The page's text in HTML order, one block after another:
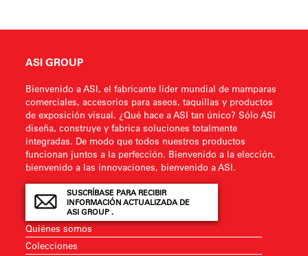
ASI GROUP
Bienvenido a ASI, el fabricante líder mundial de mamparas
comerciales, accesorios para aseos, taquillas y productos
de exposición visual. ¿Qué hace a ASI tan único? Sólo ASI
diseña, construye y fabrica soluciones totalmente
integradas. De modo que todos nuestros productos
funcionan juntos a la perfección. Bienvenido a la elección,
bienvenido a las innovaciones, bienvenido a ASI.
SUSCRÍBASE PARA RECIBIR
INFORMACIÓN ACTUALIZADA DE
ASI GROUP .
Quiénes somos
Colecciones